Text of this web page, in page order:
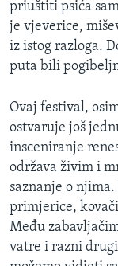
priuštiti psića
je vjeverice,
iz istog razloga.
puta bili
Ovaj festival,
ostvaruje još
insceniranje
održava živim i
saznanje o
primjerice,
Među
vatre i razni